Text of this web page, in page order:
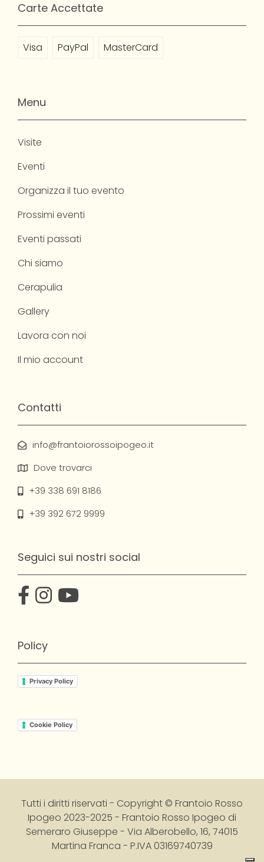
Carte Accettate
Visa PayPal MasterCard
Menu
Visite
Eventi
Organizza il tuo evento
Prossimi eventi
Eventi passati
Chi siamo
Cerapulia
Gallery
Lavora con noi
Il mio account
Contatti
info@frantoiorossoipogeo.it
Dove trovarci
+39 338 691 8186
+39 392 672 9999
Seguici sui nostri social
Policy
Privacy Policy
Cookie Policy
Tutti i diritti riservati - Copyright © Frantoio Rosso
Ipogeo 2023-2025 - Frantoio Rosso Ipogeo di
Semeraro Giuseppe - Via Alberobello, 16, 74015
Martina Franca - P.IVA 03169740739